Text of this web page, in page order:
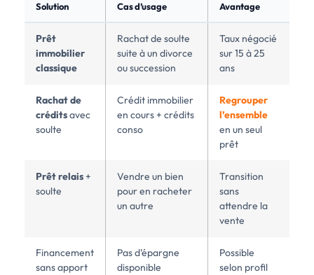
Solution Cas d’usage Avantage
Prêt
immobilier
classique
Rachat de soulte
suite à un divorce
ou succession
Taux négocié
sur 15 à 25
ans
Rachat de
créditsavec
soulte
Crédit immobilier
en cours + crédits
conso
Regrouper
l’ensemble
en un seul
prêt
Prêt relais+
soulte
Vendre un bien
pour en racheter
un autre
Transition
sans
attendre la
vente
Financement
sans apport
Pas d’épargne
disponible
Possible
selon profil